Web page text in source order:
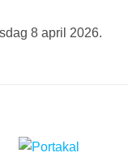
8 april 2026.